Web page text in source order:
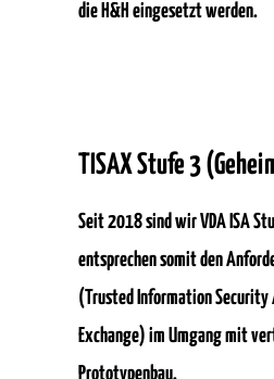
die H&H eingesetzt werden.
TISAX Stufe 3
Seit 2018 sind wir VDA ISA
entsprechen somit den
(Trusted Information Security
Exchange) im Umgang mit
Prototypenbau.